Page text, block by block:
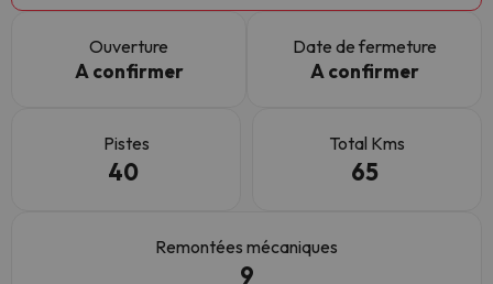
Ouverture
A confirmer
Date de fermeture
A confirmer
Pistes
40
Total Kms
65
Remontées mécaniques
9